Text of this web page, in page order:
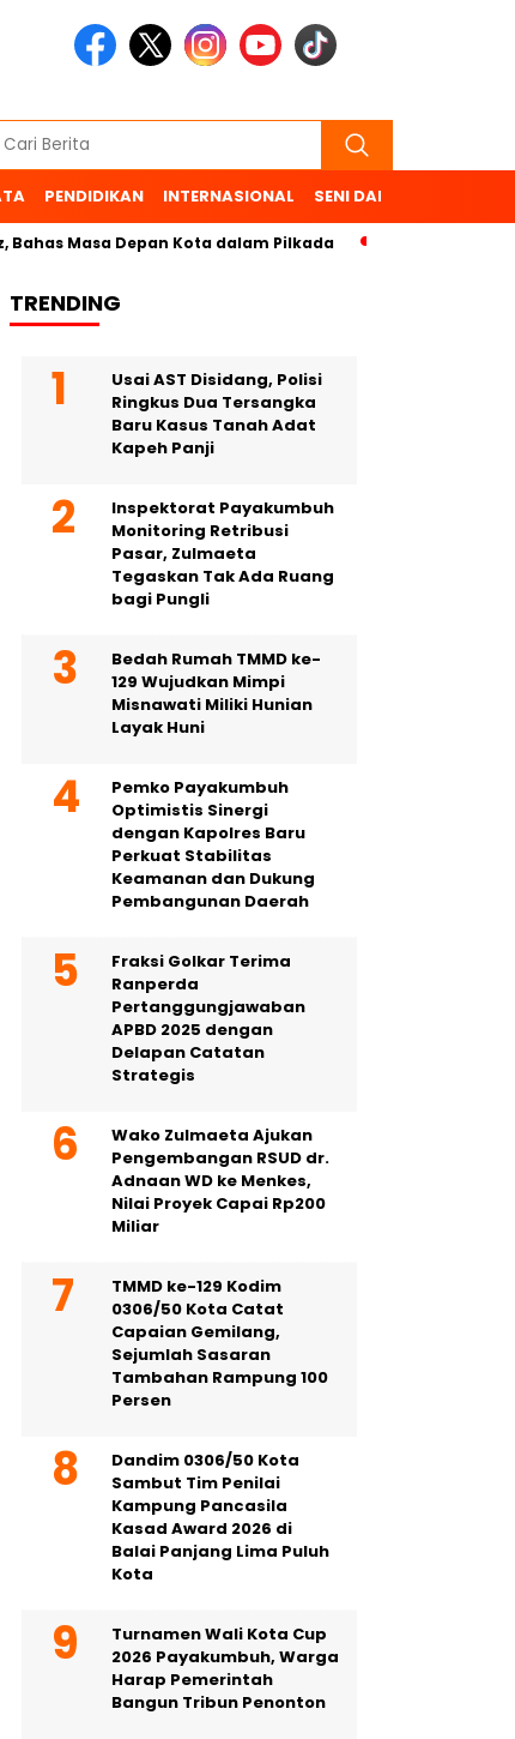
PENDIDIKAN INTERNASIONAL SENI DAN BUDAYA
Depan Kota dalam Pilkada
TRENDING
Usai AST Disidang, Polisi
Ringkus Dua Tersangka
Baru Kasus Tanah Adat
Kapeh Panji
Inspektorat Payakumbuh
Monitoring Retribusi
Pasar, Zulmaeta
Tegaskan Tak Ada Ruang
bagi Pungli
Bedah Rumah TMMD ke-
129 Wujudkan Mimpi
Misnawati Miliki Hunian
Layak Huni
Pemko Payakumbuh
Optimistis Sinergi
dengan Kapolres Baru
Perkuat Stabilitas
Keamanan dan Dukung
Pembangunan Daerah
Fraksi Golkar Terima
Ranperda
Pertanggungjawaban
APBD 2025 dengan
Delapan Catatan
Strategis
Wako Zulmaeta Ajukan
Pengembangan RSUD dr.
Adnaan WD ke Menkes,
Nilai Proyek Capai Rp200
Miliar
TMMD ke-129 Kodim
0306/50 Kota Catat
Capaian Gemilang,
Sejumlah Sasaran
Tambahan Rampung 100
Persen
Dandim 0306/50 Kota
Sambut Tim Penilai
Kampung Pancasila
Kasad Award 2026 di
Balai Panjang Lima Puluh
Kota
Turnamen Wali Kota Cup
2026 Payakumbuh, Warga
Harap Pemerintah
Bangun Tribun Penonton